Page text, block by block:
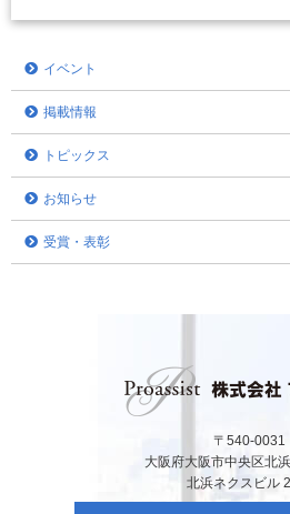
イベント
掲載情報
トピックス
お知らせ
受賞・表彰
〒540-0031
大阪府大阪市中央区北
北浜ネクスビル